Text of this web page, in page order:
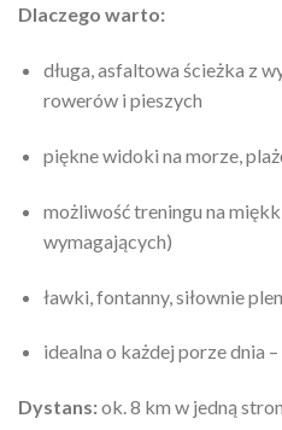
Dlaczego warto:
długa, asfaltowa ścieżka z
rowerów i pieszych
piękne widoki na morze,
możliwość treningu na
wymagających)
ławki, fontanny, siłownie
idealna o każdej porze dnia
Dystans:ok. 8 km w jedną